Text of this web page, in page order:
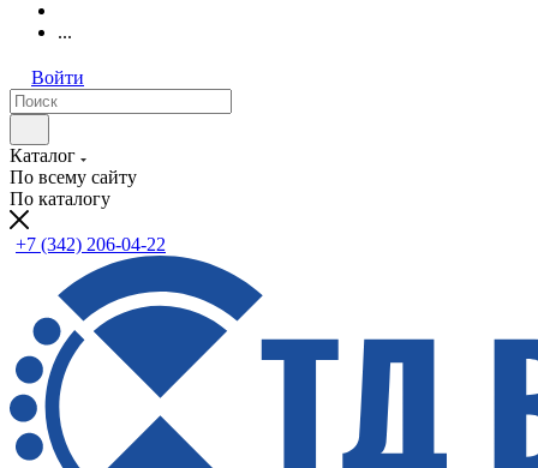
...
Войти
Каталог
По всему сайту
По каталогу
+7 (342) 206-04-22